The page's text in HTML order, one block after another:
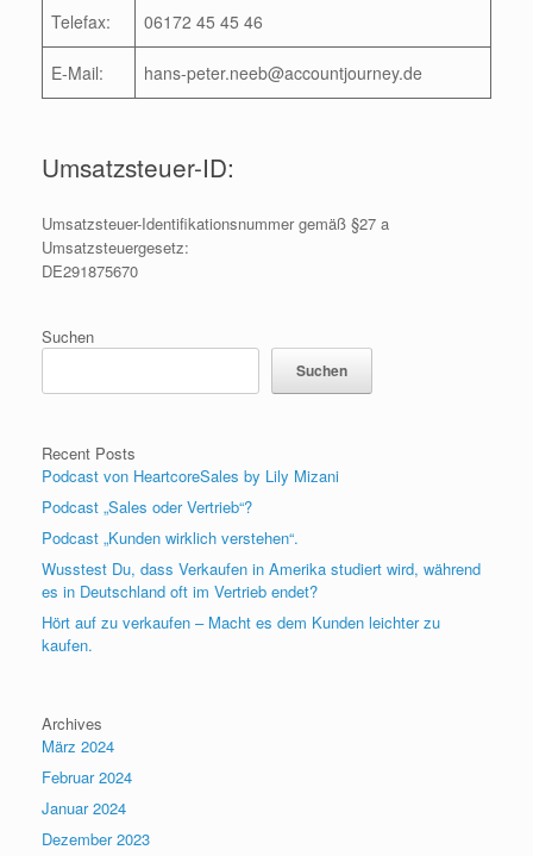
Telefax: 06172 45 45 46
E-Mail: hans-peter.neeb@accountjourney.de
Umsatzsteuer-ID:
Umsatzsteuer-Identifikationsnummer gemäß §27 a
Umsatzsteuergesetz:
DE291875670
Suchen
Suchen
Recent Posts
Podcast von HeartcoreSales by Lily Mizani
Podcast „Sales oder Vertrieb“?
Podcast „Kunden wirklich verstehen“.
Wusstest Du, dass Verkaufen in Amerika studiert wird, während
es in Deutschland oft im Vertrieb endet?
Hört auf zu verkaufen – Macht es dem Kunden leichter zu
kaufen.
Archives
März 2024
Februar 2024
Januar 2024
Dezember 2023